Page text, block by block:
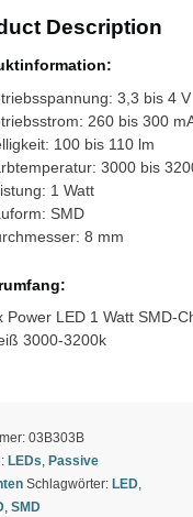
Description
3,3 bis 4 V
260 bis 300
100 bis 110 lm
3000 bis
1 Watt
SMD
8 mm
Power LED 1 Watt SMD-
3000-3200k
03B303B
LEDs, Passive
Schlagwörter: LED,
,SMD